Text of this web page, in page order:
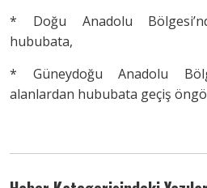
* Doğu Anadolu
hububata,
* Güneydoğu Anadolu
alanlardan hububata geçiş